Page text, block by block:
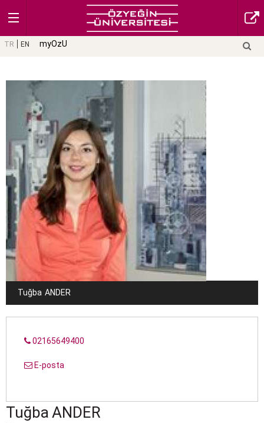
TR EN myOzU
Tuğba ANDER
02165649400
E-posta
Tuğba ANDER